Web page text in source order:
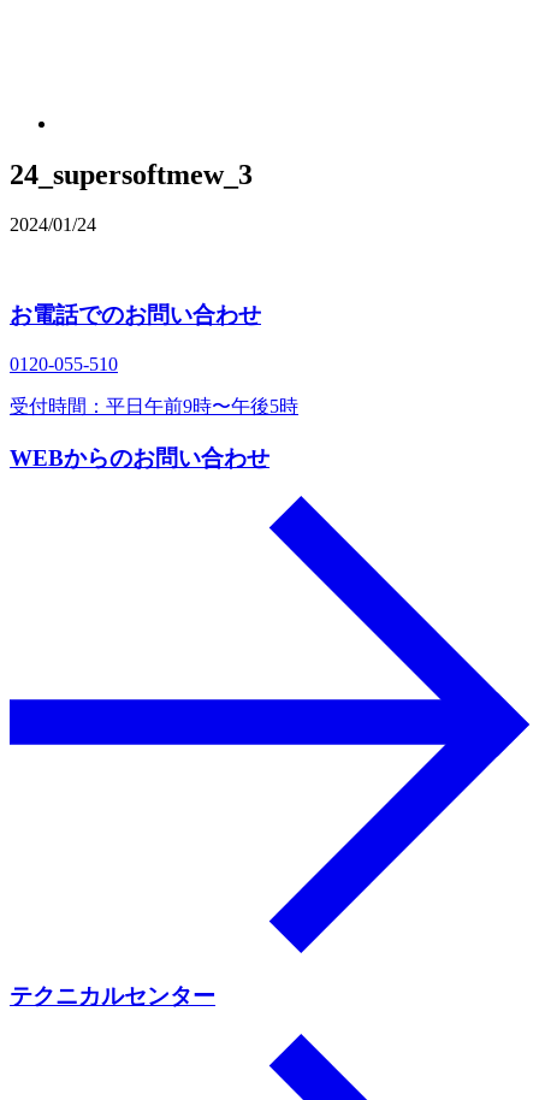
24_supersoftmew_3
2024/01/24
お電話でのお問い合わせ
0120‐055‐510
受付時間：平日午前9時〜午後5時
WEBからのお問い合わせ
テクニカルセンター